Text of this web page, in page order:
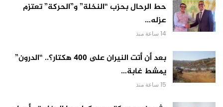
حط الرحال بحزب “النخلة” و”الحركة” تعتزم
عزله…
14 ساعة منذ
بعد أن أتت النيران على 400 هكتار؟.. “الدرون”
يمشط غابة…
15 ساعة منذ